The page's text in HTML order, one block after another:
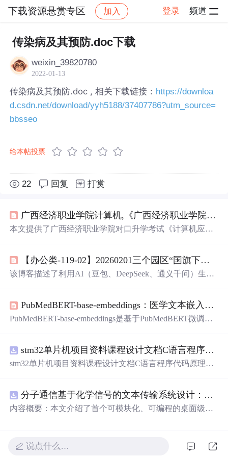
下载资源悬赏专区 加入 登录 频道
社区 下载资源悬赏专区 帖子详情
传染病及其预防.doc下载
weixin_39820780
2022-01-13
传染病及其预防.doc , 相关下载链接： https://downloa
d.csdn.net/download/yyh5188/37407786?utm_source=
bbsseo
给本帖投票
22 回复 打赏
广西经济职业学院计算机,《广西经济职业学院对口升学考试《计算机应用基础》理论复习提纲》.
本文提供了广西经济职业学院对口升学考试《计算机应用
系统等基础知识。
【办公类-119-02】20260201三个园区“国旗下讲话” 按班级组合
该博客描述了利用AI（豆包、DeepSeek、通义千问）生成
批量填充至Docx模板的全流程。重点解决共享文档数据丢
失、填写不便、格式不统一、照片移位及打印繁琐等办公
PubMedBERT-base-embeddings：医学文本嵌入模型的终极完整指南
PubMedBERT-base-embeddings是基于PubMedBERT微调的7
和LangChain，具备均值池化、512 token长度、12层Transfo
rmer架构等特性，在MTEB医学基准测试中平均Pearson得
stm32单片机项目资料课程设计文档C语言程序代码原理图电路PCB实例无线智能报警器的设计
stm32单片机项目资料课程设计文档C语言程序代码原理图
分子通信基于化学信号的文本传输系统设计：桌面式实验平台实现与非线性特性分析
内容概要：本文介绍了首个可模块化、可编程的桌面级分
扇控制气流，实现了基于化学扩散与流动辅助的通信机
制。研究展示了系统的非线性特性，验证了即使在非理想
说点什么…